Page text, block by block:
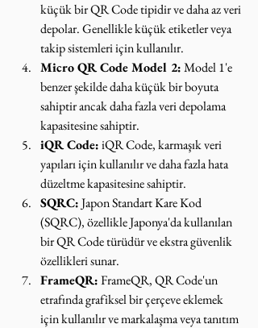
küçük bir QR Code tipidir ve daha az veri
depolar. Genellikle küçük etiketler veya
takip sistemleri için kullanılır.
Micro QR Code Model 2: Model 1'e
benzer şekilde daha küçük bir boyuta
sahiptir ancak daha fazla veri depolama
kapasitesine sahiptir.
iQR Code: iQR Code, karmaşık veri
yapıları için kullanılır ve daha fazla hata
düzeltme kapasitesine sahiptir.
SQRC: Japon Standart Kare Kod
(SQRC), özellikle Japonya'da kullanılan
bir QR Code türüdür ve ekstra güvenlik
özellikleri sunar.
FrameQR: FrameQR, QR Code'un
etrafında grafiksel bir çerçeve eklemek
için kullanılır ve markalaşma veya tanıtım